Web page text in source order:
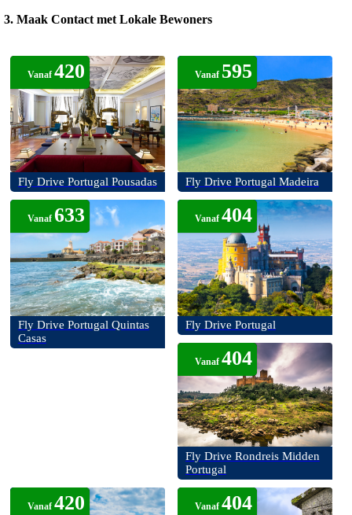
3. Maak Contact met Lokale Bewoners
kunnen je waardevolle tips geven over verborgen pareltjes, lokale
evenementen en geweldige eetgelegenheden.
4. Veilig Rijden
Houd je aan de verkeersregels en let goed op, vooral in drukke
stadscentra en op smalle wegen. Het is belangrijk om veilig te rijden
en te genieten van je reis.
Conclusie
Een Fly Drive vakantie door Portugal biedt een onvergetelijke
reiservaring, doordrenkt met cultuur, geschiedenis en prachtige
landschappen. Met de vrijheid van je eigen huurauto kun je de
schatten van dit prachtige land op jouw manier ontdekken. Of het nu
de betoverende straten van Lissabon zijn, de sprookjesachtige
kastelen in Sintra, de heerlijke wijnen van de Douro-vallei of de
adembenemende kust van de Algarve, Portugal heeft voor elk wat
wils. Pak je koffers, huur een auto en ga op ontdekkingstocht door dit
prachtige land. Een onvergetelijk avontuur wacht op je, klaar om je te
betoveren en te inspireren. Happy travels!
Vanaf420
Fly Drive Portugal Pousadas
Vanaf 595
Fly Drive Portugal Madeira
Vanaf 633
Fly Drive Portugal Quintas
Casas
Vanaf404
Fly Drive Portugal
Vanaf404
Fly Drive Rondreis Midden
Portugal
Vanaf420 Vanaf404